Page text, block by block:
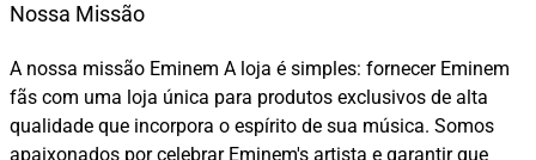
Nossa Missão
A nossa missão Eminem A loja é simples: fornecer Eminem
fãs com uma loja única para produtos exclusivos de alta
qualidade que incorpora o espírito de sua música. Somos
apaixonados por celebrar Eminem's artista e garantir que